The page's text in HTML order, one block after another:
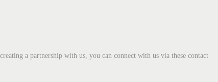
a partnership with us, you can connect with us via these contact